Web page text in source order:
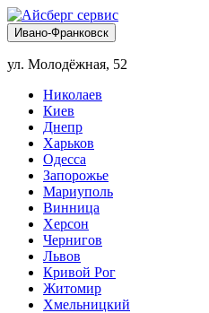
Ивано-Франковск
ул. Молодёжная, 52
Николаев
Киев
Днепр
Харьков
Одесса
Запорожье
Мариуполь
Винница
Херсон
Чернигов
Львов
Кривой Рог
Житомир
Хмельницкий